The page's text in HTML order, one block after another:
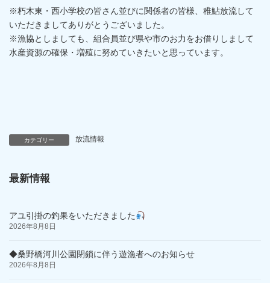
※朽木東・西小学校の皆さん並びに関係者の皆様、稚鮎放流して
いただきましてありがとうございました。
※漁協としましても、組合員並び県や市のお力をお借りしまして
水産資源の確保・増殖に努めていきたいと思っています。
カテゴリー 放流情報
最新情報
アユ引掛の釣果をいただきました
2026年8月8日
◆桑野橋河川公園閉鎖に伴う遊漁者へのお知らせ
2026年8月8日